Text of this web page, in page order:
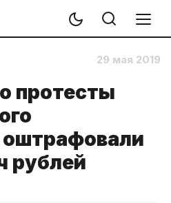
29 мая 2019
протесты
рублей